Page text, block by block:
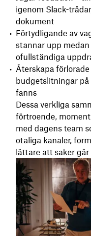
igenom Slack-
dokument
Förtydligande av
stannar upp
ofullständiga
Återskapa
budgetslitningar på
fanns
Dessa verkliga
förtroende,
med dagens team
otaliga kanaler,
lättare att saker